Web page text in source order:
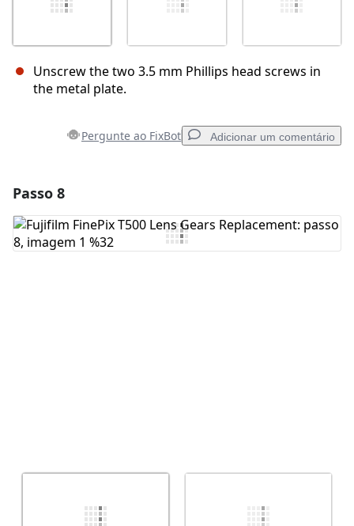
Unscrew the two 3.5 mm Phillips head screws in
the metal plate.
Pergunte ao FixBot Adicionar um comentário
Comentar
Passo 8